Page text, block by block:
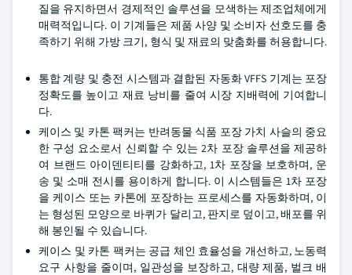
질을 유지하면서 경제적인 솔루션을 모색하는 제조업체에게
매력적입니다. 이 기계들은 제품 사양 및 소비자 선호도를 충
족하기 위해 가방 크기, 형식 및 재료의 맞춤화를 허용합니다.
통합 계량 및 충전 시스템과 결합된 자동화 VFFS 기계는 포장
정확도를 높이고 재료 낭비를 줄여 시장 지배력에 기여합니
다.
케이스 및 카톤 팩커는 반려동물 식품 포장 가치 사슬의 중요
한 구성 요소로서 신뢰할 수 있는 2차 포장 솔루션을 제공하
여 브랜드 아이덴티티를 강화하고, 1차 포장을 보호하며, 운
송 및 소매 전시를 용이하게 합니다. 이 시스템들은 1차 포장
을 케이스 또는 카톤에 포장하는 프로세스를 자동화하며, 이
는 형성된 모양으로 바퀴가 달리고, 판지로 덮이고, 배포를 위
해 봉인될 수 있습니다.
케이스 및 카톤 팩커는 공급 체인 효율성을 개선하고, 노동력
요구 사항을 줄이며, 일관성을 보장하고, 대량 제품, 벌크 배